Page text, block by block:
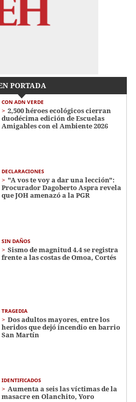
PORTADA
CON ADN VERDE
2,500 héroes ecológicos cierran
duodécima edición de Escuelas
Amigables con el Ambiente 2026
DECLARACIONES
"A vos te voy a dar una lección":
Procurador Dagoberto Aspra revela
que JOH amenazó a la PGR
SIN DAÑOS
Sismo de magnitud 4.4 se registra
frente a las costas de Omoa, Cortés
TRAGEDIA
Dos adultos mayores, entre los
heridos que dejó incendio en barrio
San Martín
IDENTIFICADOS
Aumenta a seis las víctimas de la
masacre en Olanchito, Yoro